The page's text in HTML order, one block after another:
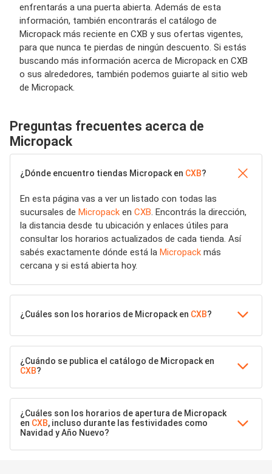
enfrentarás a una puerta abierta. Además de esta
información, también encontrarás el catálogo de
Micropack más reciente en CXB y sus ofertas vigentes,
para que nunca te pierdas de ningún descuento. Si estás
buscando más información acerca de Micropack en CXB
o sus alrededores, también podemos guiarte al sitio web
de Micropack.
Preguntas frecuentes acerca de
Micropack
¿Dónde encuentro tiendas Micropack en CXB?
En esta página vas a ver un listado con todas las
sucursales de Micropack en CXB. Encontrás la dirección,
la distancia desde tu ubicación y enlaces útiles para
consultar los horarios actualizados de cada tienda. Así
sabés exactamente dónde está la Micropack más
cercana y si está abierta hoy.
¿Cuáles son los horarios de Micropack en CXB?
¿Cuándo se publica el catálogo de Micropack en
CXB?
¿Cuáles son los horarios de apertura de Micropack
en CXB, incluso durante las festividades como
Navidad y Año Nuevo?